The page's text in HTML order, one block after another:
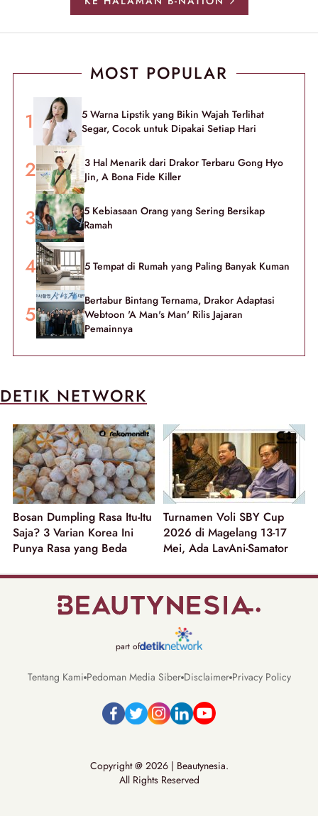
MOST POPULAR
5 Warna Lipstik yang Bikin Wajah Terlihat
Segar, Cocok untuk Dipakai Setiap Hari
3 Hal Menarik dari Drakor Terbaru Gong Hyo
Jin, A Bona Fide Killer
5 Kebiasaan Orang yang Sering Bersikap
Ramah
5 Tempat di Rumah yang Paling Banyak Kuman
Bertabur Bintang Ternama, Drakor Adaptasi
Webtoon 'A Man's Man' Rilis Jajaran
Pemainnya
DETIK NETWORK
Bosan Dumpling Rasa Itu-Itu
Saja? 3 Varian Korea Ini
Punya Rasa yang Beda
Turnamen Voli SBY Cup
2026 di Magelang 13-17
Mei, Ada LavAni-Samator
part of
Tentang Kami Pedoman Media Siber Disclaimer Privacy Policy
Copyright @ 2026 | Beautynesia.
All Rights Reserved